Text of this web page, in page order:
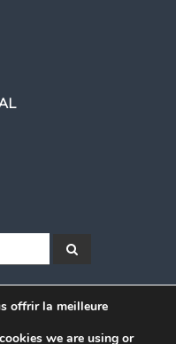
Search
offrir la meilleure
we are using or